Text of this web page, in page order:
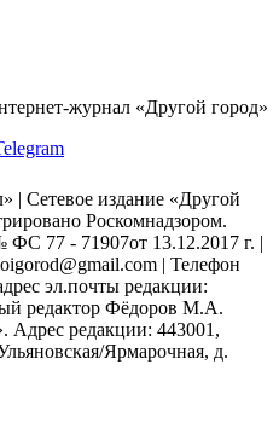
журнал «Другой город»
Сетевое издание «Другой
Роскомнадзором.
77 - 71907от 13.12.2017 г. |
| Телефон
эл.почты редакции:
редактор Фёдоров М.А.
редакции: 443001,
Ярмарочная, д.